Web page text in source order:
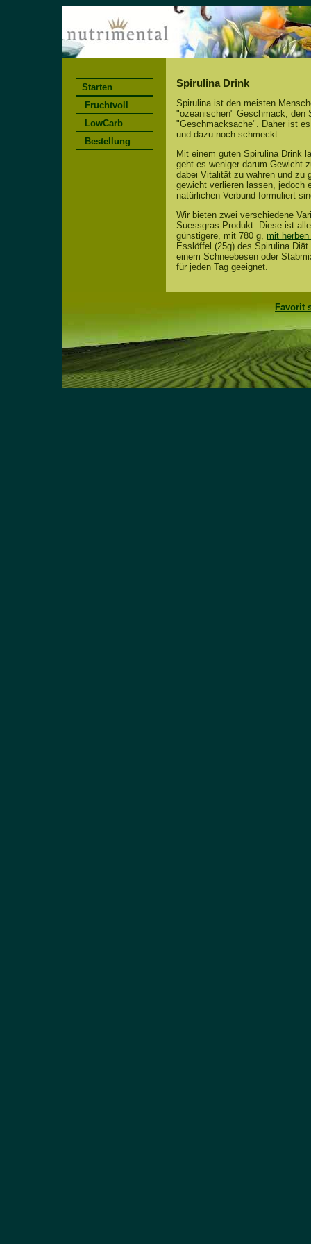
Starten
Fruchtvoll
LowCarb
Bestellung
Spirulina Drink
Spirulina ist den meisten
"ozeanischen" Geschmack, den
"Geschmacksache". Daher ist
und dazu noch schmeckt.
Mit einem guten Spirulina Drink
geht es weniger darum Gewicht
dabei Vitalität zu wahren und zu
gewicht verlieren lassen, jedoch
natürlichen Verbund formuliert
Wir bieten zwei verschiedene
Suessgras-Produkt. Diese ist
günstigere, mit 780 g, mit
Esslöffel (25g) des Spirulina
einem Schneebesen oder
für jeden Tag geeignet.
Favorit